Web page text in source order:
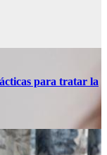
para tratar la